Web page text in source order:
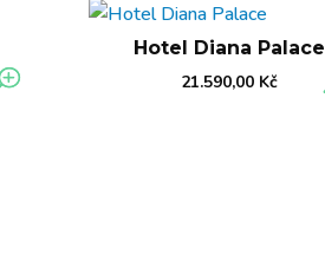
Hotel Diana Palace
21.590,00 Kč